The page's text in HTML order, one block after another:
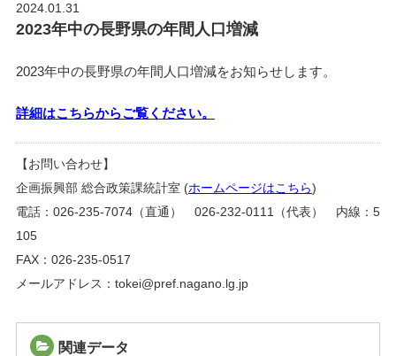
2024.01.31
2023年中の長野県の年間人口増減
2023年中の長野県の年間人口増減をお知らせします。
詳細はこちらからご覧ください。
【お問い合わせ】
企画振興部 総合政策課統計室 (ホームページはこちら)
電話：026-235-7074（直通） 026-232-0111（代表） 内線：5
105
FAX：026-235-0517
メールアドレス：tokei@pref.nagano.lg.jp
関連データ